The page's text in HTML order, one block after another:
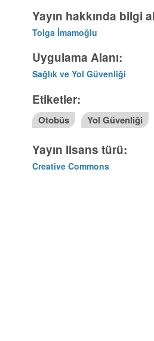
Yayın hakkında bilgi
Tolga İmamoğlu
Uygulama Alanı:
Sağlık ve Yol Güvenliği
Etiketler:
Otobüs Yol Güvenliği
Yayın lisans türü:
Creative Commons